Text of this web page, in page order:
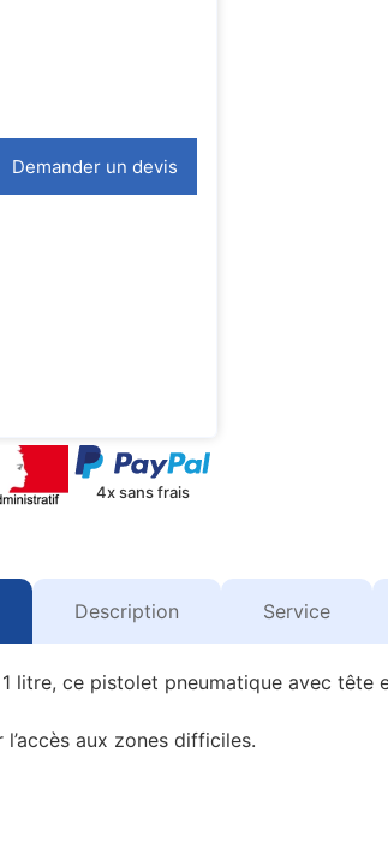
Demander un devis
4x sans frais
Description Service
litre, ce pistolet pneumatique avec tête
aux zones difficiles.